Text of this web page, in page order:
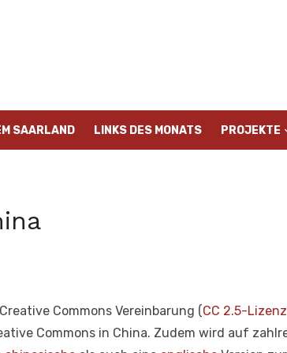
SAARLAND LINKS DES MONATS PROJEKTE
Commons Vereinbarung (CC 2.5-
Commons in China. Zudem wird auf